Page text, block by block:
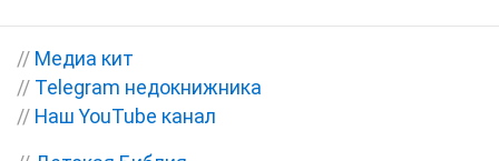
// Медиа кит
// Telegram недокнижника
// Наш YouTube канал